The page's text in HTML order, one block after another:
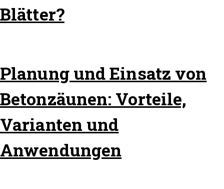
Blätter?
Planung und Einsatz von
Betonzäunen: Vorteile,
Varianten und
Anwendungen